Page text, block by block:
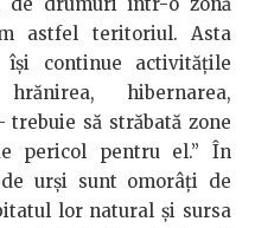
de drumuri într-o zonă
astfel teritoriul. Asta
continue activitățile
hibernarea,
să străbată zone
pericol pentru el.” În
urși sunt omorâți de
lor natural și sursa